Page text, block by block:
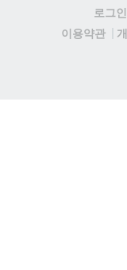
로그인
이용약관